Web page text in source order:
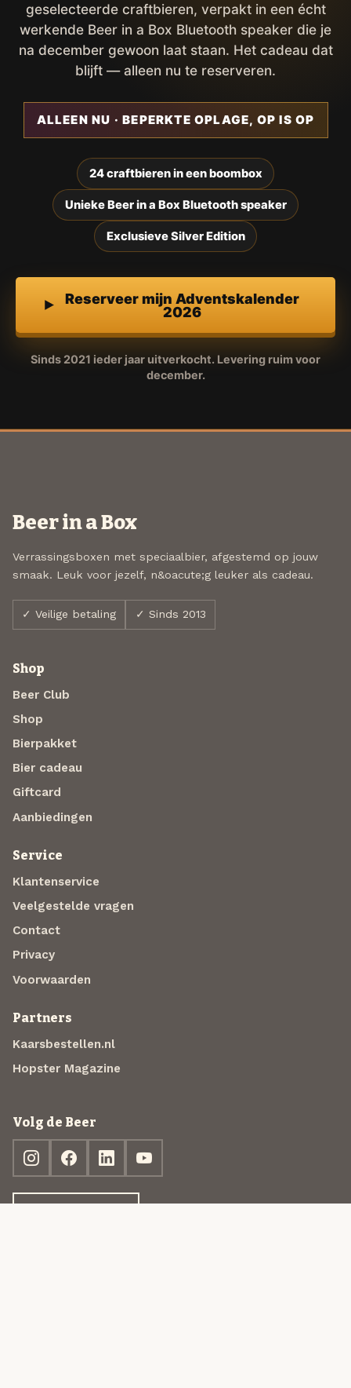
geselecteerde craftbieren, verpakt in een écht
werkende Beer in a Box Bluetooth speaker die je
na december gewoon laat staan. Het cadeau dat
blijft — alleen nu te reserveren.
ALLEEN NU · BEPERKTE OPLAGE, OP IS OP
24 craftbieren in een boombox
Unieke Beer in a Box Bluetooth speaker
Exclusieve Silver Edition
Reserveer mijn Adventskalender
2026
Sinds 2021 ieder jaar uitverkocht. Levering ruim voor
december.
Beer in a Box
Verrassingsboxen met speciaalbier, afgestemd op jouw
smaak. Leuk voor jezelf, n&oacute;g leuker als cadeau.
✓ Veilige betaling ✓ Sinds 2013
Shop
Beer Club
Shop
Bierpakket
Bier cadeau
Giftcard
Aanbiedingen
Service
Klantenservice
Veelgestelde vragen
Contact
Privacy
Voorwaarden
Partners
Kaarsbestellen.nl
Hopster Magazine
Volg de Beer